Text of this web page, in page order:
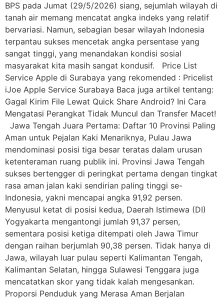
BPS pada Jumat (29/5/2026) siang, sejumlah wilayah di
tanah air memang mencatat angka indeks yang relatif
bervariasi. Namun, sebagian besar wilayah Indonesia
terpantau sukses mencetak angka persentase yang
sangat tinggi, yang menandakan kondisi sosial
masyarakat kita masih sangat kondusif. Price List
Service Apple di Surabaya yang rekomended : Pricelist
iJoe Apple Service Surabaya Baca juga artikel tentang:
Gagal Kirim File Lewat Quick Share Android? Ini Cara
Mengatasi Perangkat Tidak Muncul dan Transfer Macet!
Jawa Tengah Juara Pertama: Daftar 10 Provinsi Paling
Aman untuk Pejalan Kaki Menariknya, Pulau Jawa
mendominasi posisi tiga besar teratas dalam urusan
ketenteraman ruang publik ini. Provinsi Jawa Tengah
sukses bertengger di peringkat pertama dengan tingkat
rasa aman jalan kaki sendirian paling tinggi se-
Indonesia, yakni mencapai angka 91,92 persen.
Menyusul ketat di posisi kedua, Daerah Istimewa (DI)
Yogyakarta mengantongi jumlah 91,37 persen,
sementara posisi ketiga ditempati oleh Jawa Timur
dengan raihan berjumlah 90,38 persen. Tidak hanya di
Jawa, wilayah luar pulau seperti Kalimantan Tengah,
Kalimantan Selatan, hingga Sulawesi Tenggara juga
mencatatkan skor yang tidak kalah mengesankan.
Proporsi Penduduk yang Merasa Aman Berjalan